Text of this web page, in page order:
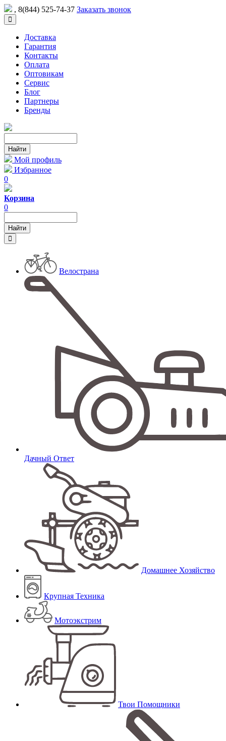
, 8(844) 525-74-37 Заказать звонок
Доставка
Гарантия
Контакты
Оплата
Оптовикам
Сервис
Блог
Партнеры
Бренды
Мой профиль
Избранное
0
Корзина
0
Велострана
Дачный Ответ
Домашнее Хозяйство
Крупная Техника
Мотоэкстрим
Твои Помощники